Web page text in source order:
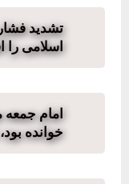
تشدید
اسلامی را
امام جمعه‌
خوانده